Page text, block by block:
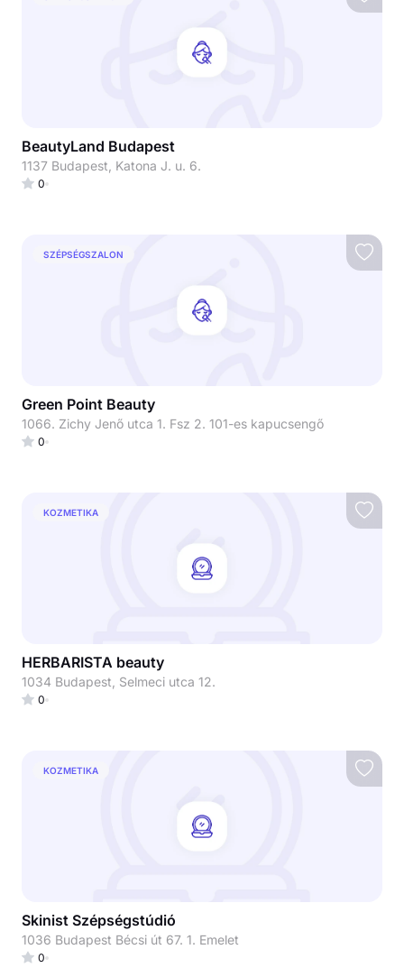
BeautyLand Budapest
1137 Budapest, Katona J. u. 6.
0
SZÉPSÉGSZALON
Green Point Beauty
1066. Zichy Jenő utca 1. Fsz 2. 101-es kapucsengő
0
KOZMETIKA
HERBARISTA beauty
1034 Budapest, Selmeci utca 12.
0
KOZMETIKA
Skinist Szépségstúdió
1036 Budapest Bécsi út 67. 1. Emelet
0